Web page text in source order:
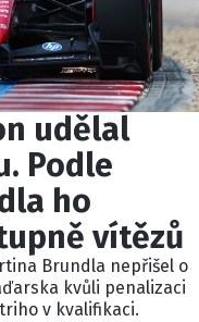
udělal
Podle
ho
vítězů
Brundla nepřišel o
kvůli penalizaci
v kvalifikaci.